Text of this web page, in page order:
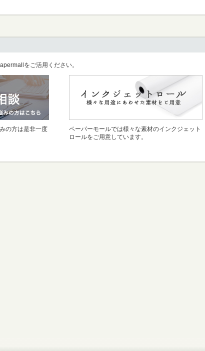
をご活用ください。
の方は是非一度
ペーパーモールでは様々な素材のインクジェット
ロールをご用意しています。